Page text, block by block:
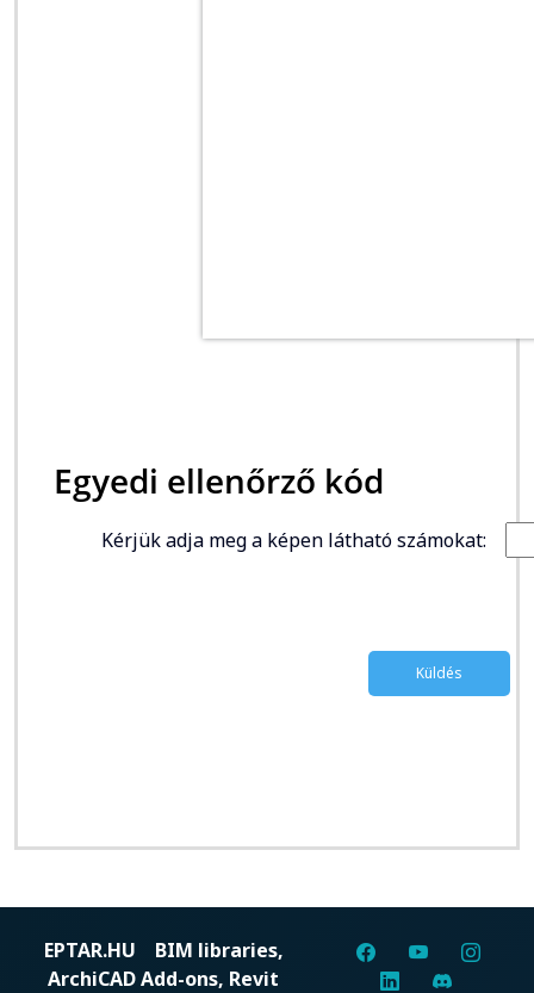
Egyedi ellenőrző kód
Kérjük adja meg a képen látható számokat:
EPTAR.HU BIM libraries,
ArchiCAD Add-ons, Revit